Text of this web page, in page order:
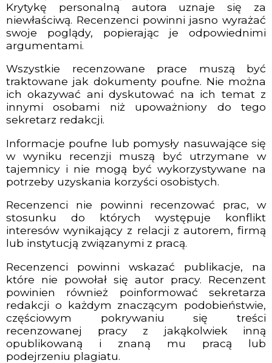
Krytykę personalną autora uznaje się za
niewłaściwą. Recenzenci powinni jasno wyrażać
swoje poglądy, popierając je odpowiednimi
argumentami.
Wszystkie recenzowane prace muszą być
traktowane jak dokumenty poufne. Nie można
ich okazywać ani dyskutować na ich temat z
innymi osobami niż upoważniony do tego
sekretarz redakcji.
Informacje poufne lub pomysły nasuwające się
w wyniku recenzji muszą być utrzymane w
tajemnicy i nie mogą być wykorzystywane na
potrzeby uzyskania korzyści osobistych.
Recenzenci nie powinni recenzować prac, w
stosunku do których występuje konflikt
interesów wynikający z relacji z autorem, firmą
lub instytucją związanymi z pracą.
Recenzenci powinni wskazać publikacje, na
które nie powołał się autor pracy. Recenzent
powinien również poinformować sekretarza
redakcji o każdym znaczącym podobieństwie,
częściowym pokrywaniu się treści
recenzowanej pracy z jakąkolwiek inną
opublikowaną i znaną mu pracą lub
podejrzeniu plagiatu.